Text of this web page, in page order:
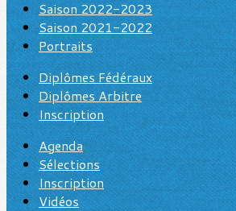
Saison 2022-2023
Saison 2021-2022
Portraits
Diplômes Fédéraux
Diplômes Arbitre
Inscription
Agenda
Sélections
Inscription
Vidéos